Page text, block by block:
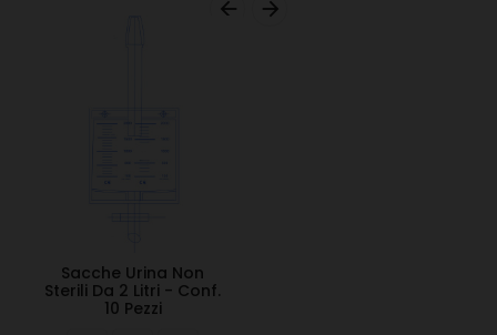
 
Sacche Urina Non
Sterili Da 2 Litri - Conf.
10 Pezzi